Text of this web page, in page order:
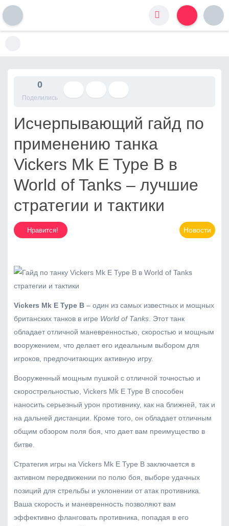
0
Поделились
Исчерпывающий гайд по
применению танка
Vickers Mk E Type B в
World of Tanks – лучшие
стратегии и тактики
Нравится! Новости
Vickers Mk E Type B – один из самых известных и мощных
британских танков в игре World of Tanks . Этот танк
обладает отличной маневренностью, скоростью и мощным
вооружением, что делает его идеальным выбором для
игроков, предпочитающих активную игру.
Вооруженный мощным пушкой с отличной точностью и
скорострельностью, Vickers Mk E Type B способен
наносить серьезный урон противнику, как на ближней, так и
на дальней дистанции. Кроме того, он обладает отличным
общим обзором поля боя, что дает вам преимущество в
битве.
Стратегия игры на Vickers Mk E Type B заключается в
активном передвижении по полю боя, выборе удачных
позиций для стрельбы и уклонении от атак противника.
Ваша скорость и маневренность позволяют вам
эффективно фланговать противника, попадая в его